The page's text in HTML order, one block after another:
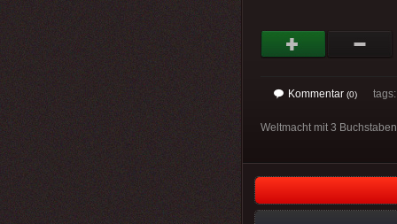
Kommentar (0)
Weltmacht mit 3